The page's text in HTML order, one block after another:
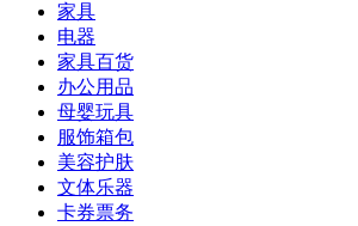
家具
电器
家具百货
办公用品
母婴玩具
服饰箱包
美容护肤
文体乐器
卡券票务